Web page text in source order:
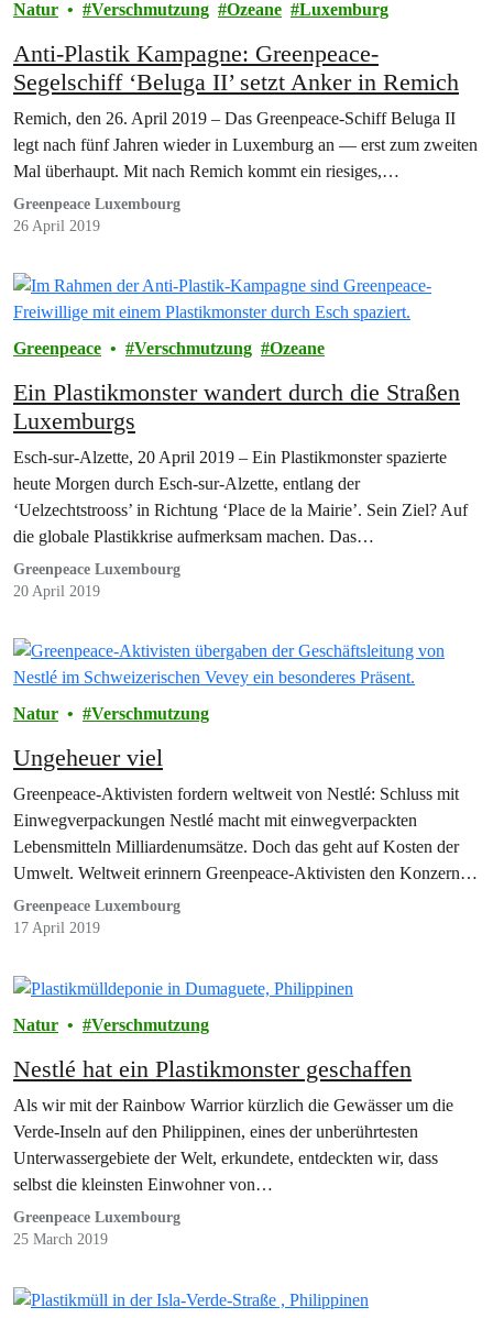
Natur Verschmutzung Ozeane Luxemburg
Anti-Plastik Kampagne: Greenpeace-
Segelschiff ‘Beluga II’ setzt Anker in Remich
Remich, den 26. April 2019 – Das Greenpeace-Schiff Beluga II
legt nach fünf Jahren wieder in Luxemburg an — erst zum zweiten
Mal überhaupt. Mit nach Remich kommt ein riesiges,…
Greenpeace Luxembourg
26 April 2019
Greenpeace Verschmutzung Ozeane
Ein Plastikmonster wandert durch die Straßen
Luxemburgs
Esch-sur-Alzette, 20 April 2019 – Ein Plastikmonster spazierte
heute Morgen durch Esch-sur-Alzette, entlang der
‘Uelzechtstrooss’ in Richtung ‘Place de la Mairie’. Sein Ziel? Auf
die globale Plastikkrise aufmerksam machen. Das…
Greenpeace Luxembourg
20 April 2019
Natur Verschmutzung
Ungeheuer viel
Greenpeace-Aktivisten fordern weltweit von Nestlé: Schluss mit
Einwegverpackungen Nestlé macht mit einwegverpackten
Lebensmitteln Milliardenumsätze. Doch das geht auf Kosten der
Umwelt. Weltweit erinnern Greenpeace-Aktivisten den Konzern
an seine Verantwortung. Wie…
Greenpeace Luxembourg
17 April 2019
Natur Verschmutzung
Nestlé hat ein Plastikmonster geschaffen
Als wir mit der Rainbow Warrior kürzlich die Gewässer um die
Verde-Inseln auf den Philippinen, eines der unberührtesten
Unterwassergebiete der Welt, erkundete, entdeckten wir, dass
selbst die kleinsten Einwohner von…
Greenpeace Luxembourg
25 March 2019